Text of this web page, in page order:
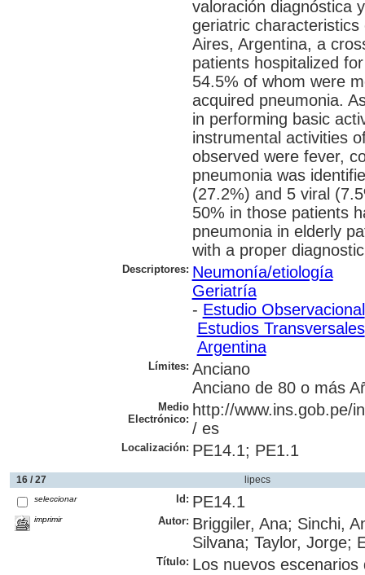
valoración diagnóstica
geriatric
Aires, Argentina, a
patients hospitalized
54.5% of whom were
acquired pneumonia.
in performing basic
instrumental activities
observed were fever,
pneumonia was
(27.2%) and 5 viral
50% in those patients
pneumonia in elderly
with a proper
Descriptores: Neumonía/etiología
Geriatría
- Estudio Observacional
Estudios Transversales
Argentina
Límites: Anciano
Anciano de 80 o más
Medio
Electrónico:
http://www.ins.gob.pe/
/ es
Localización: PE14.1; PE1.1
16 / 27 lipecs
seleccionar
imprimir
Id: PE14.1
Autor: Briggiler, Ana; Sinchi,
Silvana; Taylor, Jorge;
Título: Los nuevos